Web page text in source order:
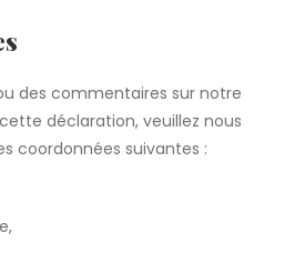
des commentaires sur notre
déclaration, veuillez nous
coordonnées suivantes :